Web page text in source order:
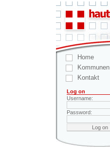
Home
Kommunen
Kontakt
Log on
Username:
Password: